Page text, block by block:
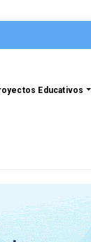
Educativos